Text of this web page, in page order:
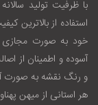
خود به صورت مجازی
آسوده و اطمينان از
و رنگ نقشه به صورت
هر استانی از ميهن